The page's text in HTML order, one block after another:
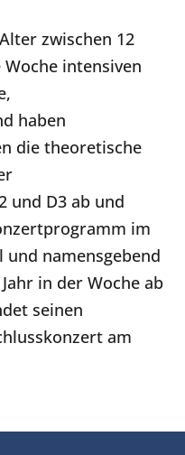
zwischen 12
Woche intensiven
haben
die theoretische
und D3 ab und
im
namensgebend
in der Woche ab
seinen
am